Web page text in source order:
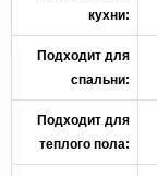
кухни:
Подходит для
спальни:
Подходит для
теплого пола: